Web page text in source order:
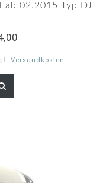
02.2015 Typ DJ
Versandkosten